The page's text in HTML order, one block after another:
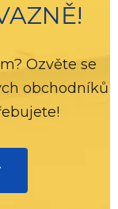
Ozvěte se
obchodníků